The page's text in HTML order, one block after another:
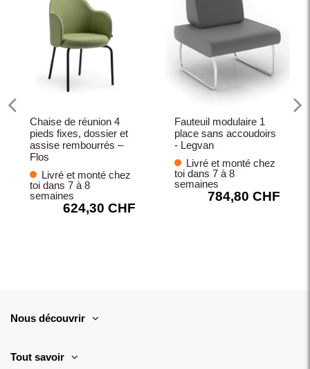
Chaise de réunion 4
pieds fixes, dossier et
assise rembourrés –
Flos
Livré et monté chez
toi dans 7 à 8
semaines
624,30 CHF
Fauteuil modulaire 1
place sans accoudoirs
- Legvan
Livré et monté chez
toi dans 7 à 8
semaines
784,80 CHF
Nous découvrir
Tout savoir